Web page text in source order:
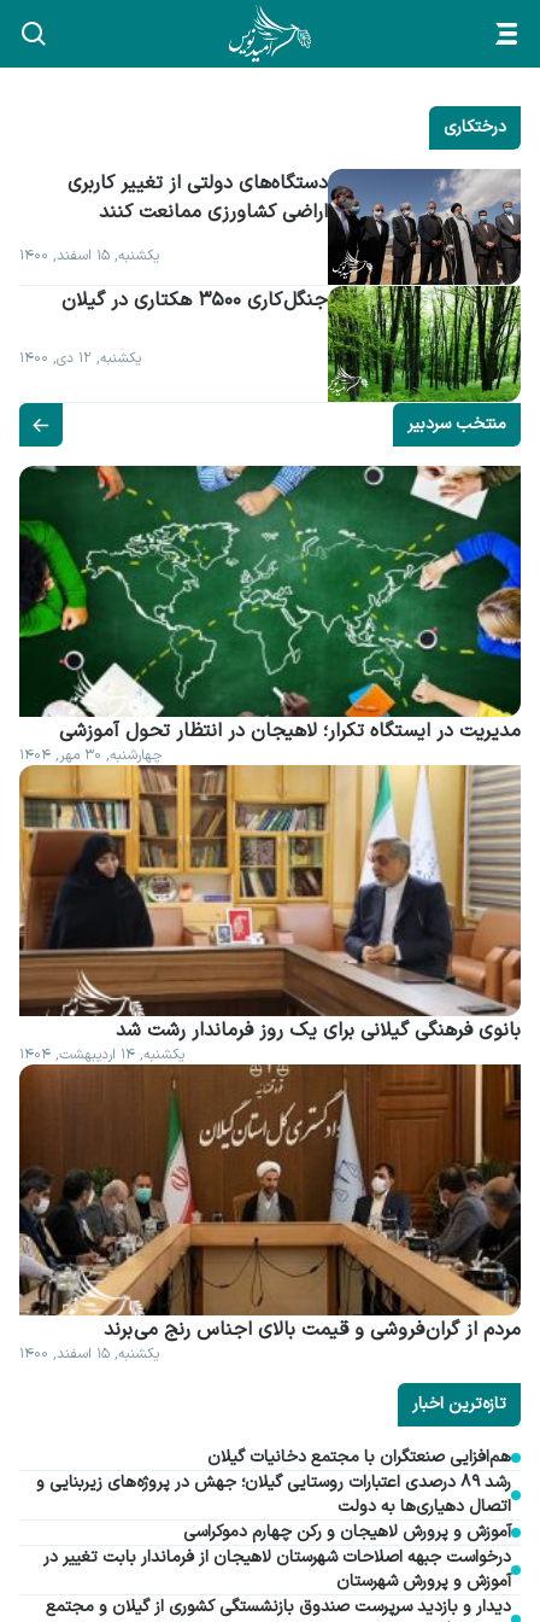
درختکاری
اراضی کشاورزی ممانعت کنند
یکشنبه, ۱۵ اسفند, ۱۴۰۰
جنگل کاری ۳۵۰۰ هکتاری در گیلان
یکشنبه, ۱۲ دی, ۱۴۰۰
منتخب سردبیر
مدیریت در ایستگاه تکرار؛ لاهیجان در انتظار تحول آموزشی
چهارشنبه, ۳۰ مهر, ۱۴۰۴
بانوی فرهنگی گیلانی برای یک روز فرماندار رشت شد
یکشنبه, ۱۴ اردیبهشت, ۱۴۰۴
مردم از گران فروشی و قیمت بالای اجناس رنج می برند
یکشنبه, ۱۵ اسفند, ۱۴۰۰
تازه‌ترین اخبار
هم‌افزایی صنعتگران با مجتمع دخانیات گیلان
رشد ۸۹ درصدی اعتبارات روستایی گیلان؛ جهش در پروژه‌های زیربنایی و
اتصال دهیاری‌ها به دولت
آموزش و پرورش لاهیجان و رکن چهارم دموکراسی
درخواست جبهه اصلاحات شهرستان لاهیجان از فرماندار بابت تغییر در
آموزش و پرورش شهرستان
دیدار و بازدید سرپرست صندوق بازنشستگی کشوری از گیلان و مجتمع